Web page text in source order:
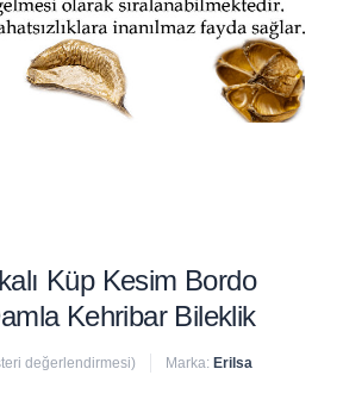
Küp Kesim Bordo
Kehribar Bileklik
değerlendirmesi) Marka: Erilsa